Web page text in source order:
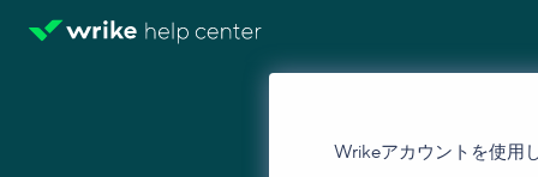
Wrikeアカウントを使用